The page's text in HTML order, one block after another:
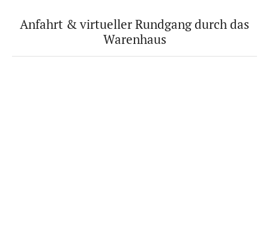
Anfahrt & virtueller Rundgang durch das
Warenhaus